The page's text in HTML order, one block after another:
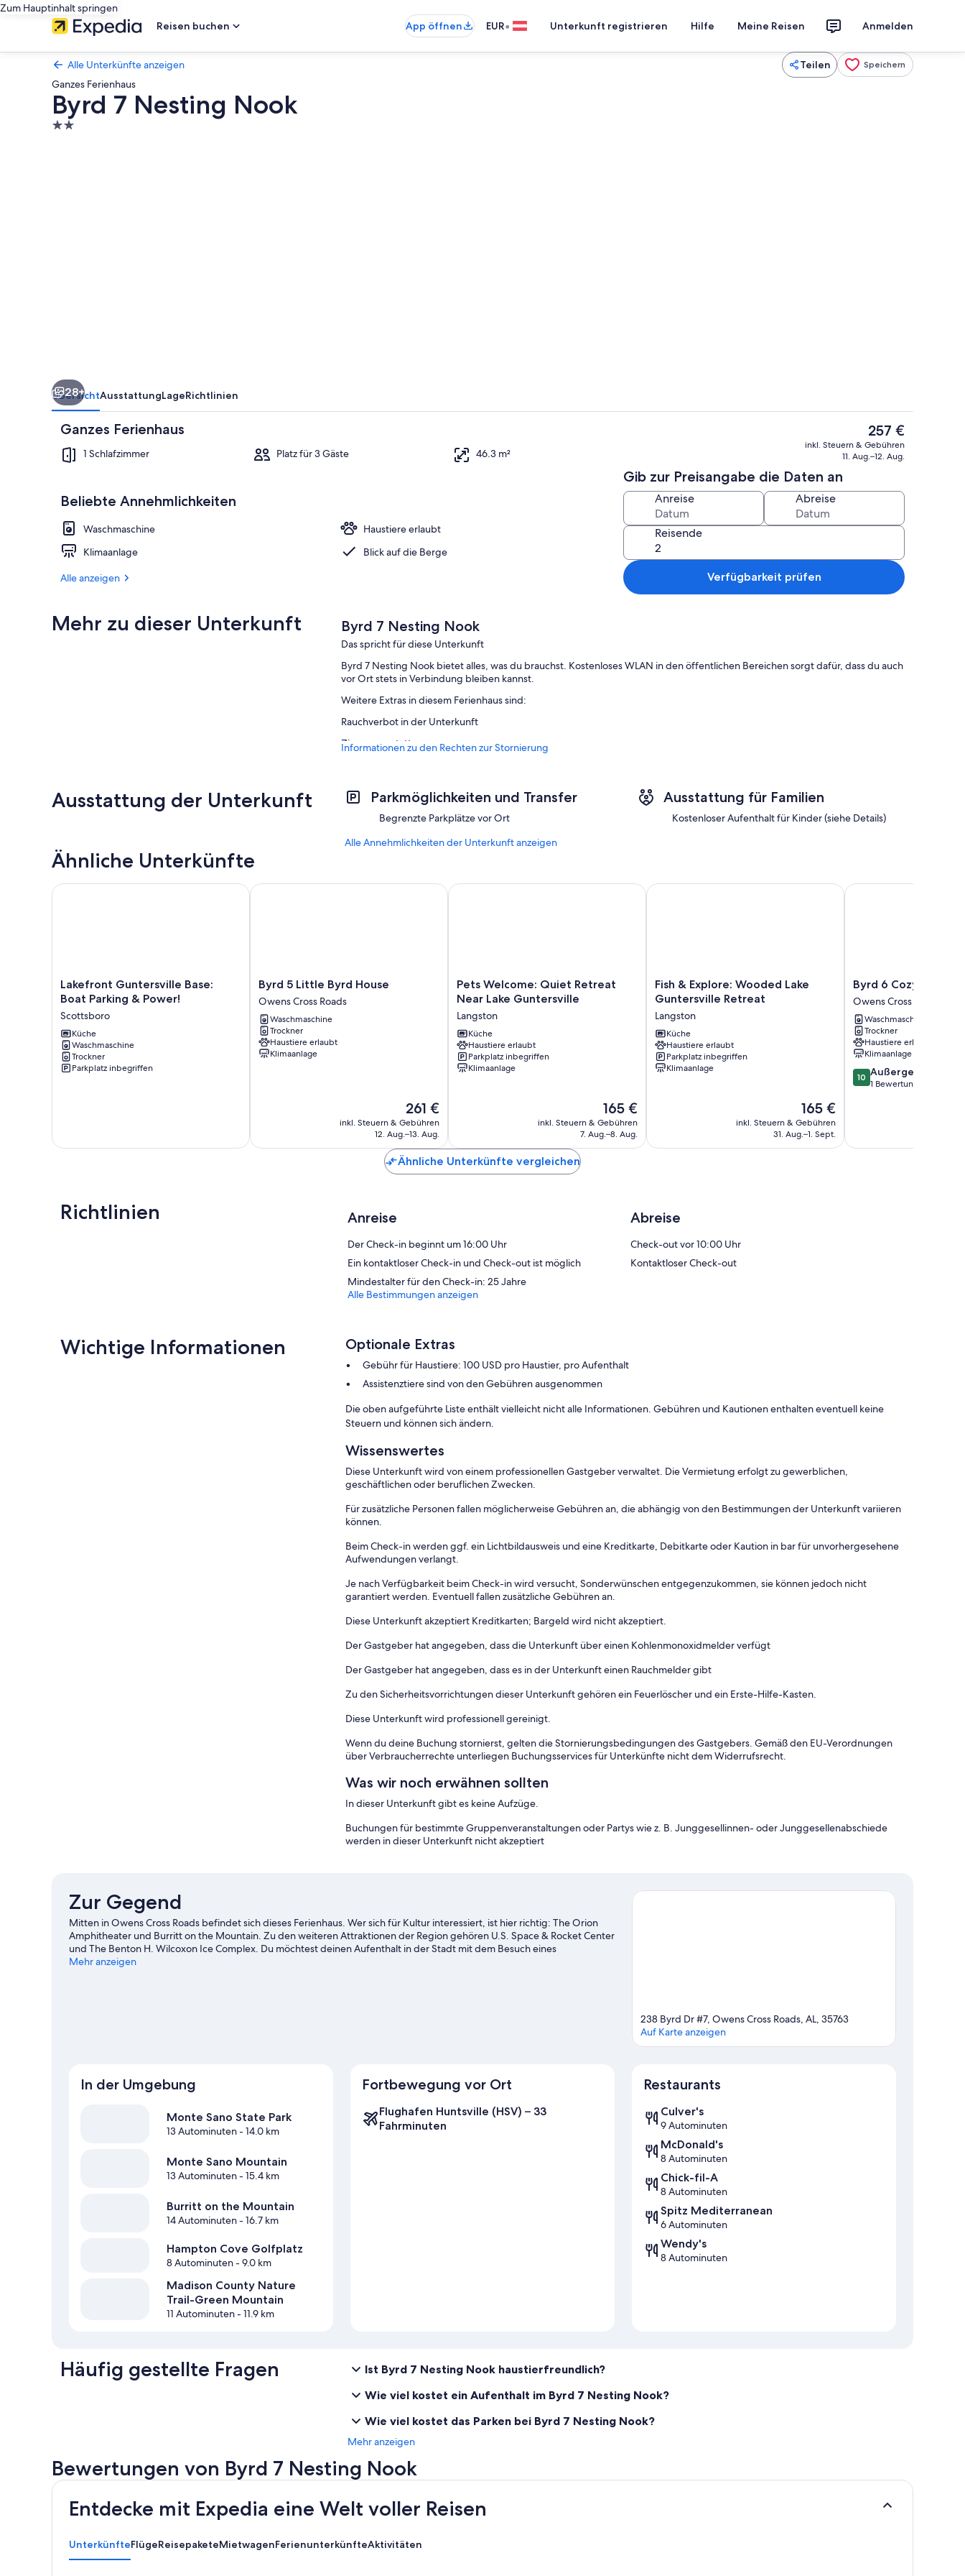
Zum Hauptinhalt springen
Reisen buchen
App öffnen EUR• Unterkunft registrieren Hilfe Meine Reisen Anmelden
Alle Unterkünfte anzeigen Teilen Speichern
Ganzes Ferienhaus
Byrd 7 Nesting Nook
2.0-
Ferienhaus, 1 King-Bett und
28+
ÜbersichtAusstattungLageRichtlinien
Ganzes Ferienhaus
1 Schlafzimmer Platz für 3 Gäste 46.3 m²
Beliebte Annehmlichkeiten
Waschmaschine
Haustiere erlaubt
Klimaanlage
Blick auf die Berge
Alle anzeigen
Der
aktuelle
Preis
257 €
inkl. Steuern & Gebühren
11. Aug.–12. Aug.
Gib zur Preisangabe die Daten an
Anreise Abreise
Reisende
Verfügbarkeit prüfen
Mehr zu dieser Unterkunft Byrd 7 Nesting Nook
Das spricht für diese Unterkunft
Byrd 7 Nesting Nook bietet alles, was du brauchst. Kostenloses WLAN in den öffentlichen Bereichen sorgt dafür, dass du auch
vor Ort stets in Verbindung bleiben kannst.
Weitere Extras in diesem Ferienhaus sind:
Rauchverbot in der Unterkunft
Zimmerausstattung
Informationen zu den Rechten zur Stornierung
Ausstattung der Unterkunft Parkmöglichkeiten und Transfer
Begrenzte Parkplätze vor Ort
Ausstattung für Familien
Kostenloser Aufenthalt für Kinder (siehe Details)
Alle Annehmlichkeiten der Unterkunft anzeigen
Ähnliche Unterkünfte
Lakefront
Guntersville
Boat
Parking
&
Power!
Scottsboro
Lakefront Guntersville Base:
Boat Parking & Power!
Scottsboro
Küche
Waschmaschine
Trockner
Parkplatz inbegriffen
Lakefront Guntersville Base: Boat Parking & Power!
Byrd
5
Little
Byrd
House
Owens
Cross
Byrd 5 Little Byrd House
Owens Cross Roads
Waschmaschine
Trockner
Haustiere erlaubt
Klimaanlage
Der
Preis
beträgt
261 €
inkl. Steuern & Gebühren
12. Aug.–13. Aug.
Byrd 5 Little Byrd House
Pets
Welcome:
Retreat
Near
Lake
Guntersville
Langston
Pets Welcome: Quiet Retreat
Near Lake Guntersville
Langston
Küche
Haustiere erlaubt
Parkplatz inbegriffen
Klimaanlage
Der
Preis
beträgt
165 €
inkl. Steuern & Gebühren
7. Aug.–8. Aug.
Pets Welcome: Quiet Retreat Near Lake Guntersville
Fish
&
Wooded
Lake
Guntersville
Retreat
Langston
Fish & Explore: Wooded Lake
Guntersville Retreat
Langston
Küche
Haustiere erlaubt
Parkplatz inbegriffen
Klimaanlage
Der
Preis
beträgt
165 €
inkl. Steuern & Gebühren
31. Aug.–1. Sept.
Fish & Explore: Wooded Lake Guntersville Retreat
Byrd
6
Cozy
Byrd
Nest
Owens
Cross
Roads
Byrd 6 Cozy Byrd
Owens Cross Roads
Waschmaschine
Trockner
Haustiere erlaubt
Klimaanlage
10.0
von
10 Außergewöhnlich
1 Bewertung
Byrd 6 Cozy Byrd Nest
Ähnliche Unterkünfte vergleichen
Richtlinien Anreise
Der Check-in beginnt um 16:00 Uhr
Ein kontaktloser Check-in und Check-out ist möglich
Mindestalter für den Check-in: 25 Jahre
Abreise
Check-out vor 10:00 Uhr
Kontaktloser Check-out
Alle Bestimmungen anzeigen
Wichtige Informationen Optionale Extras
Gebühr für Haustiere: 100 USD pro Haustier, pro Aufenthalt
Assistenztiere sind von den Gebühren ausgenommen
Die oben aufgeführte Liste enthält vielleicht nicht alle Informationen. Gebühren und Kautionen enthalten eventuell keine
Steuern und können sich ändern.
Wissenswertes
Diese Unterkunft wird von einem professionellen Gastgeber verwaltet. Die Vermietung erfolgt zu gewerblichen,
geschäftlichen oder beruflichen Zwecken.
Für zusätzliche Personen fallen möglicherweise Gebühren an, die abhängig von den Bestimmungen der Unterkunft variieren
können.
Beim Check-in werden ggf. ein Lichtbildausweis und eine Kreditkarte, Debitkarte oder Kaution in bar für unvorhergesehene
Aufwendungen verlangt.
Je nach Verfügbarkeit beim Check-in wird versucht, Sonderwünschen entgegenzukommen, sie können jedoch nicht
garantiert werden. Eventuell fallen zusätzliche Gebühren an.
Diese Unterkunft akzeptiert Kreditkarten; Bargeld wird nicht akzeptiert.
Der Gastgeber hat angegeben, dass die Unterkunft über einen Kohlenmonoxidmelder verfügt
Der Gastgeber hat angegeben, dass es in der Unterkunft einen Rauchmelder gibt
Zu den Sicherheitsvorrichtungen dieser Unterkunft gehören ein Feuerlöscher und ein Erste-Hilfe-Kasten.
Diese Unterkunft wird professionell gereinigt.
Wenn du deine Buchung stornierst, gelten die Stornierungsbedingungen des Gastgebers. Gemäß den EU-Verordnungen
über Verbraucherrechte unterliegen Buchungsservices für Unterkünfte nicht dem Widerrufsrecht.
Was wir noch erwähnen sollten
In dieser Unterkunft gibt es keine Aufzüge.
Buchungen für bestimmte Gruppenveranstaltungen oder Partys wie z. B. Junggesellinnen- oder Junggesellenabschiede
werden in dieser Unterkunft nicht akzeptiert
Zur Gegend
Mitten in Owens Cross Roads befindet sich dieses Ferienhaus. Wer sich für Kultur interessiert, ist hier richtig: The Orion
Amphitheater und Burritt on the Mountain. Zu den weiteren Attraktionen der Region gehören U.S. Space & Rocket Center
und The Benton H. Wilcoxon Ice Complex. Du möchtest deinen Aufenthalt in der Stadt mit dem Besuch eines
spannenden Events oder einer Sportveranstaltung aufpeppen? Dann schau doch einmal hier vorbei: Von Braun Center
Mehr anzeigen
238 Byrd Dr #7, Owens Cross Roads, AL, 35763
Auf Karte anzeigen
In der Umgebung
Monte Sano State Park
13 Autominuten- 14.0 km
Monte Sano Mountain
13 Autominuten- 15.4 km
Burritt on the Mountain
14 Autominuten- 16.7 km
Hampton Cove Golfplatz
8 Autominuten- 9.0 km
Madison County Nature
Trail-Green Mountain
11 Autominuten- 11.9 km
Fortbewegung vor Ort
Flughafen Huntsville (HSV) – 33
Fahrminuten
Restaurants
Culver's
9 Autominuten
McDonald's
8 Autominuten
Chick-fil-A
8 Autominuten
Spitz Mediterranean
6 Autominuten
Wendy's
8 Autominuten
Häufig gestellte Fragen
Ist Byrd 7 Nesting Nook haustierfreundlich?
Wie viel kostet ein Aufenthalt im Byrd 7 Nesting Nook?
Wie viel kostet das Parken bei Byrd 7 Nesting Nook?
Mehr anzeigen
Bewertungen von Byrd 7 Nesting Nook
Entdecke mit Expedia eine Welt voller Reisen
UnterkünfteFlügeReisepaketeMietwagenFerienunterkünfteAktivitäten